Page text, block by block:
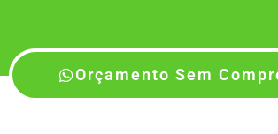
Orçamento Sem